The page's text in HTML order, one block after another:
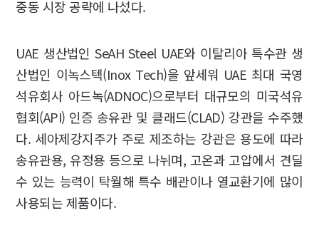
중동 시장 공략에 나섰다.
UAE 생산법인 SeAH Steel UAE와 이탈리아 특수관 생
산법인 이녹스텍(Inox Tech)을 앞세워 UAE 최대 국영
석유회사 아드녹(ADNOC)으로부터 대규모의 미국석유
협회(API) 인증 송유관 및 클래드(CLAD) 강관을 수주했
다. 세아제강지주가 주로 제조하는 강관은 용도에 따라
송유관용, 유정용 등으로 나뉘며, 고온과 고압에서 견딜
수 있는 능력이 탁월해 특수 배관이나 열교환기에 많이
사용되는 제품이다.